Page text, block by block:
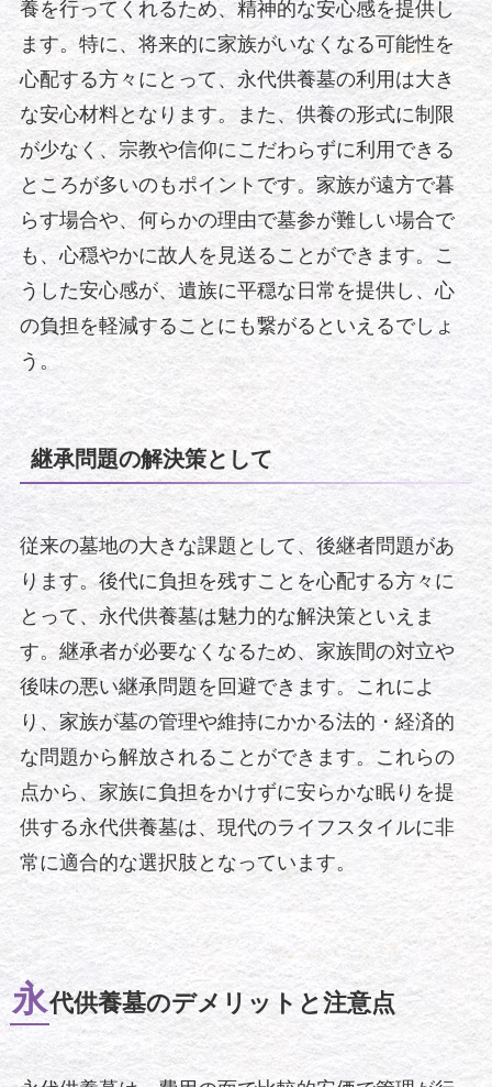
養を行ってくれるため、精神的な安心感を提供し
ます。特に、将来的に家族がいなくなる可能性を
心配する方々にとって、永代供養墓の利用は大き
な安心材料となります。また、供養の形式に制限
が少なく、宗教や信仰にこだわらずに利用できる
ところが多いのもポイントです。家族が遠方で暮
らす場合や、何らかの理由で墓参が難しい場合で
も、心穏やかに故人を見送ることができます。こ
うした安心感が、遺族に平穏な日常を提供し、心
の負担を軽減することにも繋がるといえるでしょ
う。
継承問題の解決策として
従来の墓地の大きな課題として、後継者問題があ
ります。後代に負担を残すことを心配する方々に
とって、永代供養墓は魅力的な解決策といえま
す。継承者が必要なくなるため、家族間の対立や
後味の悪い継承問題を回避できます。これによ
り、家族が墓の管理や維持にかかる法的・経済的
な問題から解放されることができます。これらの
点から、家族に負担をかけずに安らかな眠りを提
供する永代供養墓は、現代のライフスタイルに非
常に適合的な選択肢となっています。
永代供養墓のデメリットと注意点